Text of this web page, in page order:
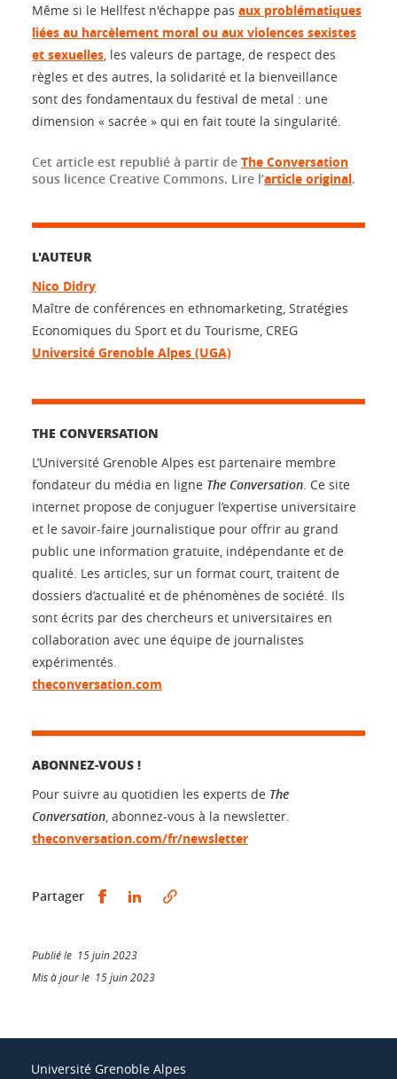
Même si le Hellfest n'échappe pas aux problématiques
liées au harcèlement moral ou aux violences sexistes
et sexuelles, les valeurs de partage, de respect des
règles et des autres, la solidarité et la bienveillance
sont des fondamentaux du festival de metal : une
dimension « sacrée » qui en fait toute la singularité.
Cet article est republié à partir de The Conversation
sous licence Creative Commons. Lire l’article original.
L'AUTEUR
Nico Didry
Maître de conférences en ethnomarketing, Stratégies
Economiques du Sport et du Tourisme, CREG
Université Grenoble Alpes (UGA)
THE CONVERSATION
L’Université Grenoble Alpes est partenaire membre
fondateur du média en ligne The Conversation. Ce site
internet propose de conjuguer l’expertise universitaire
et le savoir-faire journalistique pour offrir au grand
public une information gratuite, indépendante et de
qualité. Les articles, sur un format court, traitent de
dossiers d’actualité et de phénomènes de société. Ils
sont écrits par des chercheurs et universitaires en
collaboration avec une équipe de journalistes
expérimentés.
theconversation.com
ABONNEZ-VOUS !
Pour suivre au quotidien les experts de The
Conversation, abonnez-vous à la newsletter.
theconversation.com/fr/newsletter
Partager Partager sur Facebook
Partager sur LinkedIn
Publié le 15 juin 2023
Mis à jour le 15 juin 2023
Université Grenoble Alpes